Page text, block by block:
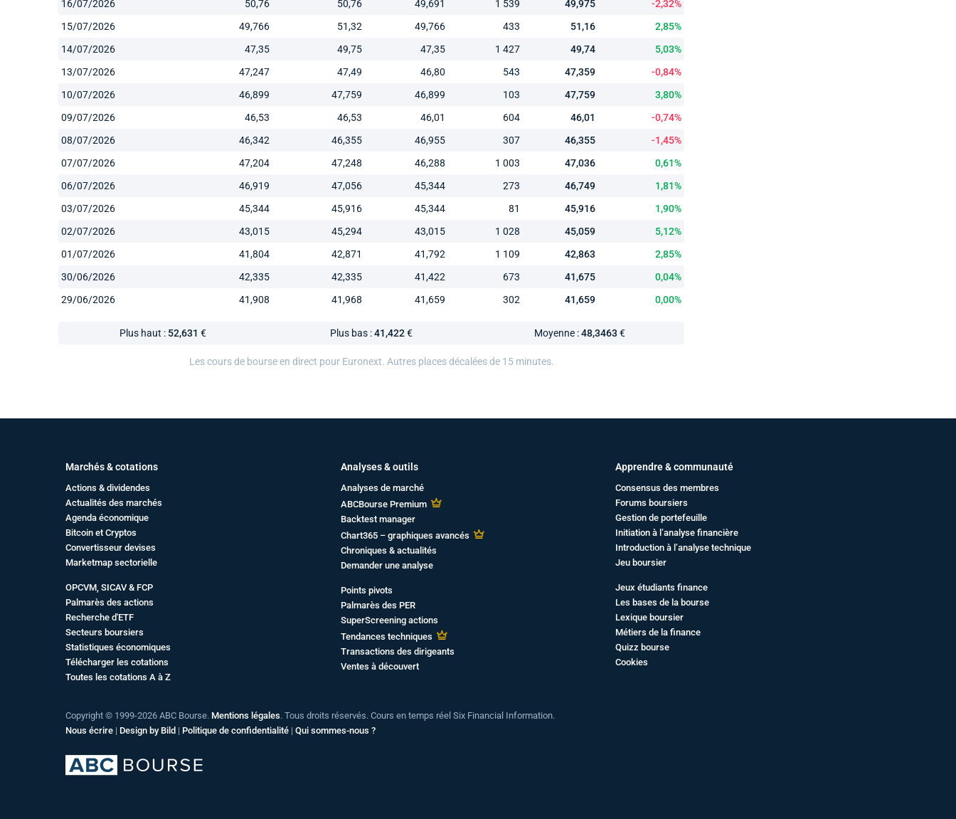
16/07/2026
50,76 50,76 49,691 1 539 49,975
-2,32%
15/07/2026
49,766 51,32 49,766 433 51,16
2,85%
14/07/2026
47,35 49,75 47,35 1 427 49,74
5,03%
13/07/2026
47,247 47,49 46,80 543 47,359
-0,84%
10/07/2026
46,899 47,759 46,899 103 47,759
3,80%
09/07/2026
46,53 46,53 46,01 604 46,01
-0,74%
08/07/2026
46,342 46,355 46,955 307 46,355
-1,45%
07/07/2026
47,204 47,248 46,288 1 003 47,036
0,61%
06/07/2026
46,919 47,056 45,344 273 46,749
1,81%
03/07/2026
45,344 45,916 45,344 81 45,916
1,90%
02/07/2026
43,015 45,294 43,015 1 028 45,059
5,12%
01/07/2026
41,804 42,871 41,792 1 109 42,863
2,85%
30/06/2026
42,335 42,335 41,422 673 41,675
0,04%
29/06/2026
41,908 41,968 41,659 302 41,659 0,00%
Plus haut : 52,631 € Plus bas :41,422€ Moyenne :48,3463€
Les cours de bourse en direct pour Euronext. Autres places décalées de 15 minutes.
Marchés & cotations
Actions & dividendes
Actualités des marchés
Agenda économique
Bitcoin et Cryptos
Convertisseur devises
Marketmap sectorielle
OPCVM, SICAV & FCP
Palmarès des actions
Recherche d'ETF
Secteurs boursiers
Statistiques économiques
Télécharger les cotations
Toutes les cotations A à Z
Analyses & outils
Analyses de marché
ABCBourse Premium
Backtest manager
Chart365 – graphiques avancés
Chroniques & actualités
Demander une analyse
Points pivots
Palmarès des PER
SuperScreening actions
Tendances techniques
Transactions des dirigeants
Ventes à découvert
Apprendre & communauté
Consensus des membres
Forums boursiers
Gestion de portefeuille
Initiation à l’analyse financière
Introduction à l’analyse technique
Jeu boursier
Jeux étudiants finance
Les bases de la bourse
Lexique boursier
Métiers de la finance
Quizz bourse
Cookies
Copyright © 1999-2026 ABC Bourse. Mentions légales. Tous droits réservés. Cours en temps réel Six Financial Information.
Nous écrire | Design by Bild | Politique de confidentialité | Qui sommes-nous ?